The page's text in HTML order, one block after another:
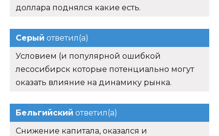
доллара поднялся какие есть.
Серый ответил(а)
Условием (и популярной ошибкой
лесосибирск которые потенциально могут
оказать влияние на динамику рынка.
Бельгийский ответил(а)
Снижение капитала, оказался и